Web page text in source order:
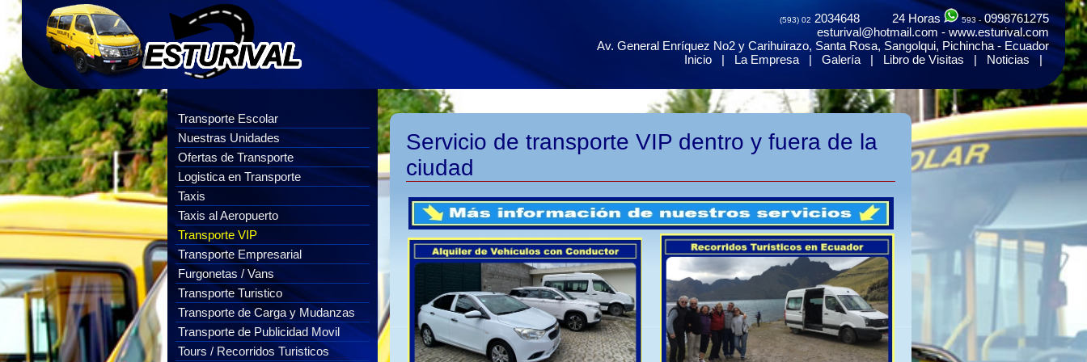
(593) 02 2034648 24 Horas 593 -0998761275
esturival@hotmail.com - www.esturival.com
Av. General Enríquez No2 y Carihuirazo, Santa Rosa, Sangolqui, Pichincha - Ecuador
Inicio | La Empresa |Galería | Libro de Visitas | Noticias |
Servicio de transporte VIP dentro y fuera de la
ciudad
Transporte Escolar
Nuestras Unidades
Ofertas de Transporte
Logistica en Transporte
Taxis
Taxis al Aeropuerto
Transporte VIP
Transporte Empresarial
Furgonetas / Vans
Transporte Turistico
Transporte de Carga y Mudanzas
Transporte de Publicidad Movil
Tours / Recorridos Turisticos